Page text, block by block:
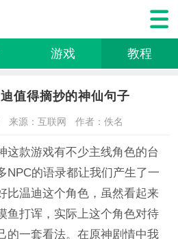
游戏 教程
值得摘抄的神仙句子
来源：互联网 作者：佚名
这款游戏有不少主线角色的台
NPC的语录都让我们产生了一
比温迪这个角色，虽然看起来
鱼打诨，实际上这个角色对待
的一套看法。在原神剧情中我